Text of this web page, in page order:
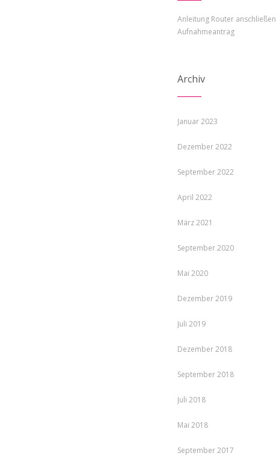
Anleitung Router anschließen
Aufnahmeantrag
Archiv
Januar 2023
Dezember 2022
September 2022
April 2022
März 2021
September 2020
Mai 2020
Dezember 2019
Juli 2019
Dezember 2018
September 2018
Juli 2018
Mai 2018
September 2017